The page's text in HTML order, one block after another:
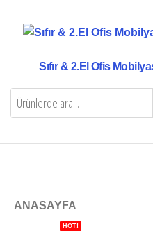
Sıfır & 2.El Ofis
ANASAYFA
HOT!